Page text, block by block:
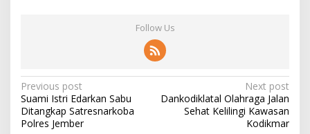
Follow Us
P
o
s
Previous post
Suami Istri Edarkan Sabu
Ditangkap Satresnarkoba
Polres Jember
Next post
Dankodiklatal Olahraga Jalan
Sehat Kelilingi Kawasan
Kodikmar